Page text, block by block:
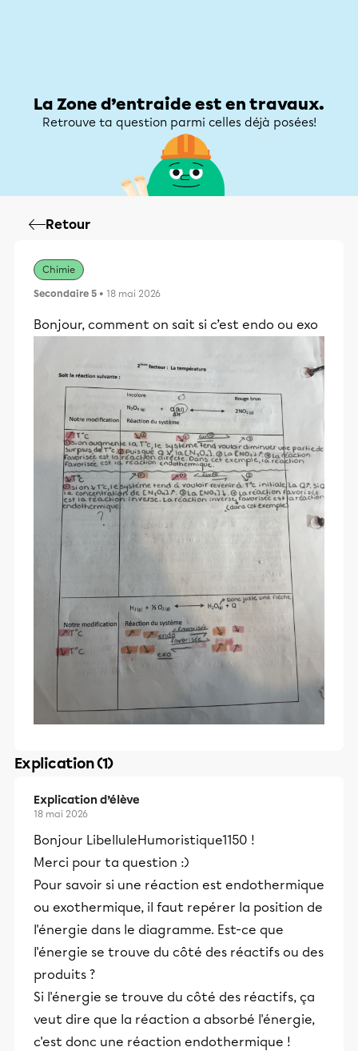
La Zone d’entraide est en travaux.
Retrouve ta question parmi celles déjà posées!
Retour
Chimie
Secondaire 5 • 18 mai 2026
Bonjour, comment on sait si c’est endo ou exo
Explication (1)
Explication d’élève
18 mai 2026
Bonjour LibelluleHumoristique1150 !
Merci pour ta question :)
Pour savoir si une réaction est endothermique
ou exothermique, il faut repérer la position de
l'énergie dans le diagramme. Est-ce que
l'énergie se trouve du côté des réactifs ou des
produits ?
Si l'énergie se trouve du côté des réactifs, ça
veut dire que la réaction a absorbé l'énergie,
c'est donc une réaction endothermique !